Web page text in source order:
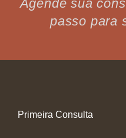
Agende sua
passo para
Primeira Consulta